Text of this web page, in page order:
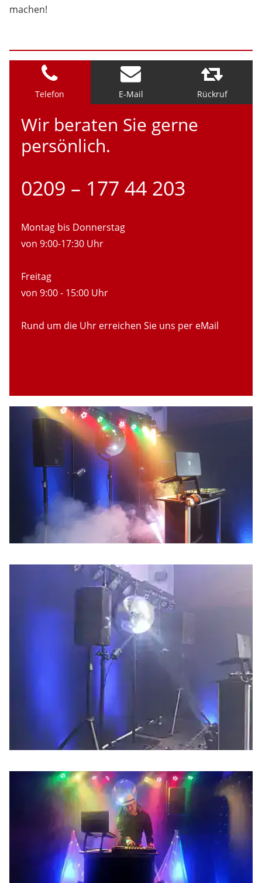
machen!
Telefon E-Mail Rückruf
Wir beraten Sie gerne
persönlich.
0209 – 177 44 203
Montag bis Donnerstag
von 9:00-17:30 Uhr
Freitag
von 9:00 - 15:00 Uhr
Rund um die Uhr erreichen Sie uns per eMail